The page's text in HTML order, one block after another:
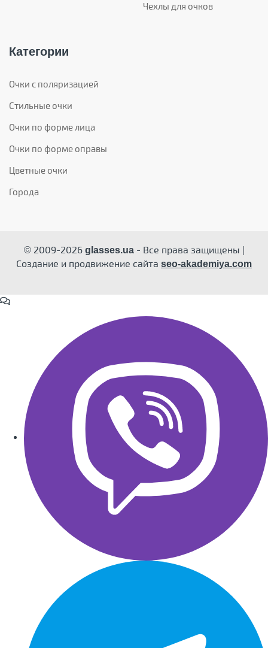
Чехлы для очков
Категории
Очки с поляризацией
Стильные очки
Очки по форме лица
Очки по форме оправы
Цветные очки
Города
© 2009-2026glasses.ua- Все права защищены |
Создание и продвижение сайта seo-akademiya.com